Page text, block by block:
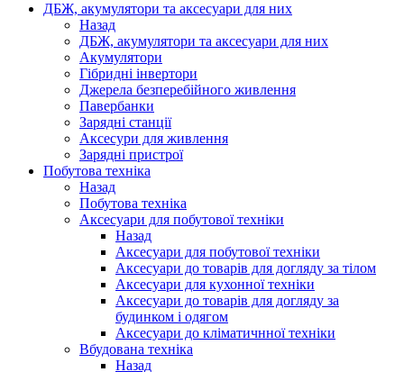
ДБЖ, акумулятори та аксесуари для них
Назад
ДБЖ, акумулятори та аксесуари для них
Акумулятори
Гібридні інвертори
Джерела безперебійного живлення
Павербанки
Зарядні станції
Аксесури для живлення
Зарядні пристрої
Побутова техніка
Назад
Побутова техніка
Аксесуари для побутової техніки
Назад
Аксесуари для побутової техніки
Аксесуари до товарів для догляду за тілом
Аксесуари для кухонної техніки
Аксесуари до товарів для догляду за
будинком і одягом
Аксесуари до кліматичнної техніки
Вбудована техніка
Назад